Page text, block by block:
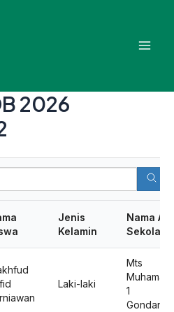
2026
Jenis
Kelamin
Nama
Sekolah
Laki-laki
Mts
1